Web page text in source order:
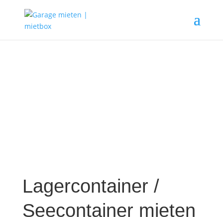
Lagercontainer /
Seecontainer mieten